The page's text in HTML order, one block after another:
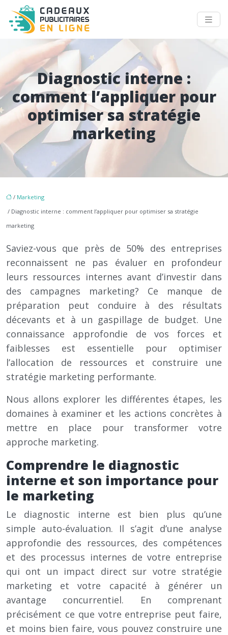
Diagnostic interne :
comment l’appliquer pour
optimiser sa stratégie
marketing
/ Marketing
/ Diagnostic interne : comment l’appliquer pour optimiser sa stratégie
marketing
Saviez-vous que près de 50% des entreprises
reconnaissent ne pas évaluer en profondeur
leurs ressources internes avant d’investir dans
des campagnes marketing? Ce manque de
préparation peut conduire à des résultats
décevants et à un gaspillage de budget. Une
connaissance approfondie de vos forces et
faiblesses est essentielle pour optimiser
l’allocation de ressources et construire une
stratégie marketing performante.
Nous allons explorer les différentes étapes, les
domaines à examiner et les actions concrètes à
mettre en place pour transformer votre
approche marketing.
Comprendre le diagnostic
interne et son importance pour
le marketing
Le diagnostic interne est bien plus qu’une
simple auto-évaluation. Il s’agit d’une analyse
approfondie des ressources, des compétences
et des processus internes de votre entreprise
qui ont un impact direct sur votre stratégie
marketing et votre capacité à générer un
avantage concurrentiel. En comprenant
précisément ce que votre entreprise peut faire,
et moins bien faire, vous pouvez construire une